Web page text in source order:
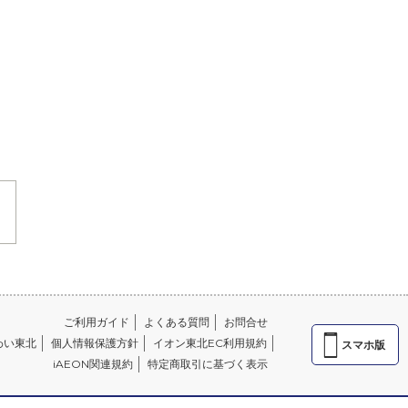
ご利用ガイド よくある質問
お問合せ
い東北 個人情報保護方針
イオン東北EC利用規約
iAEON関連規約
特定商取引に基づく表示
スマホ版